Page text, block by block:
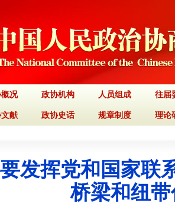
况 政协机构 人员组成 往届
献 政协史话 规章制度 理论
发挥党和国家联
桥梁和纽